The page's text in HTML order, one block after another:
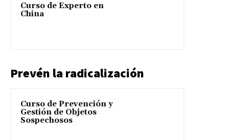
Curso de Experto en
China
Prevén la radicalización
Curso de Prevención y
Gestión de Objetos
Sospechosos